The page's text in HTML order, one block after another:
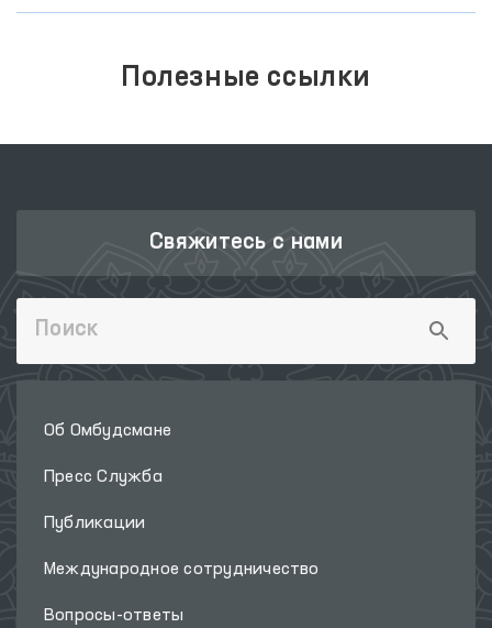
Полезные ссылки
Свяжитесь с нами
Об Омбудсмане
Пресс Служба
Публикации
Международное сотрудничество
Вопросы-ответы